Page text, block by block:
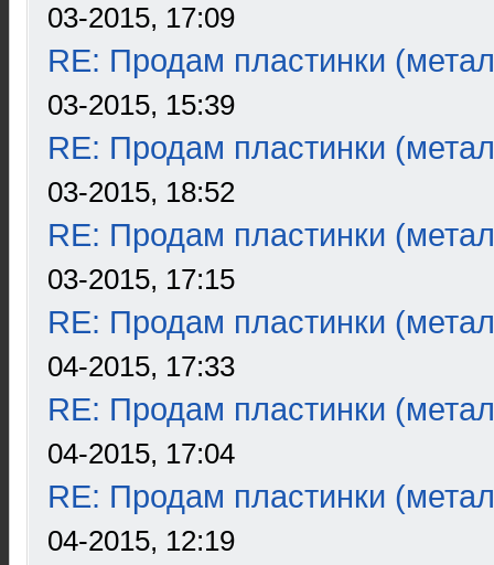
03-2015, 17:09
RE: Продам пластинки
03-2015, 15:39
RE: Продам пластинки
03-2015, 18:52
RE: Продам пластинки
03-2015, 17:15
RE: Продам пластинки
04-2015, 17:33
RE: Продам пластинки
04-2015, 17:04
RE: Продам пластинки
04-2015, 12:19